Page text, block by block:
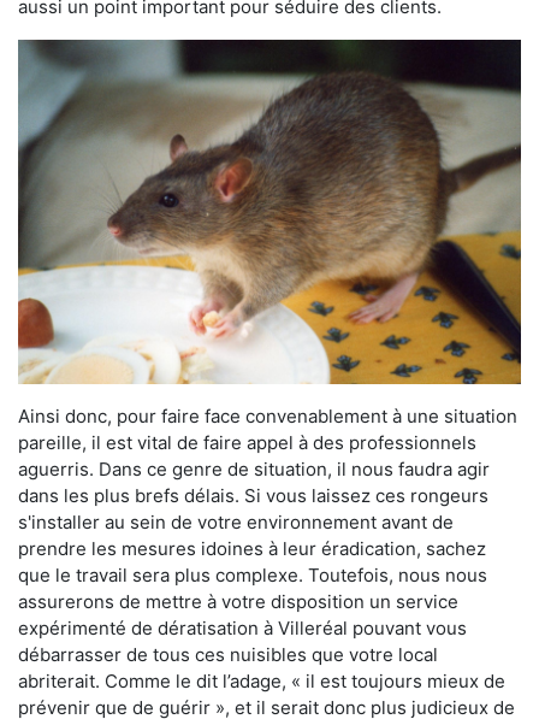
aussi un point important pour séduire des clients.
Ainsi donc, pour faire face convenablement à une situation
pareille, il est vital de faire appel à des professionnels
aguerris. Dans ce genre de situation, il nous faudra agir
dans les plus brefs délais. Si vous laissez ces rongeurs
s'installer au sein de votre environnement avant de
prendre les mesures idoines à leur éradication, sachez
que le travail sera plus complexe. Toutefois, nous nous
assurerons de mettre à votre disposition un service
expérimenté de dératisation à Villeréal pouvant vous
débarrasser de tous ces nuisibles que votre local
abriterait. Comme le dit l’adage, « il est toujours mieux de
prévenir que de guérir », et il serait donc plus judicieux de